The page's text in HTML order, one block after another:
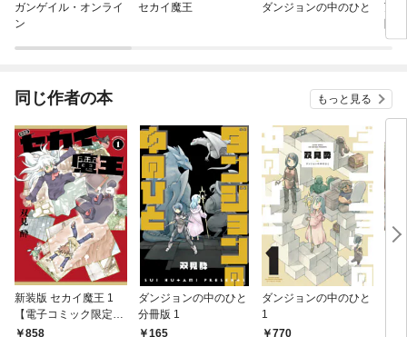
ガンゲイル・オンライ
ン
セカイ魔王 ダンジョンの中のひと
万
説
同じ作者の本 もっと見る
新装版 セカイ魔王 1
【電子コミック限定特
典付き】
858
ダンジョンの中のひと
分冊版 1
165
ダンジョンの中のひと
1
770